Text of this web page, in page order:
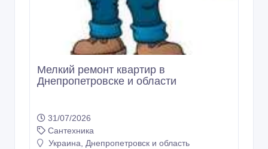
Мелкий ремонт квартир в
Днепропетровске и области
31/07/2026
Сантехника
Украина, Днепропетровск и область